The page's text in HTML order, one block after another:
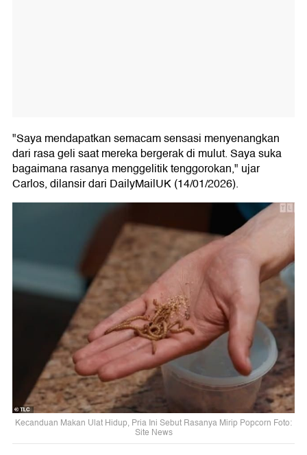
"Saya mendapatkan semacam sensasi menyenangkan
dari rasa geli saat mereka bergerak di mulut. Saya suka
bagaimana rasanya menggelitik tenggorokan," ujar
Carlos, dilansir dari DailyMailUK (14/01/2026).
Kecanduan Makan Ulat Hidup, Pria Ini Sebut Rasanya Mirip Popcorn Foto:
Site News